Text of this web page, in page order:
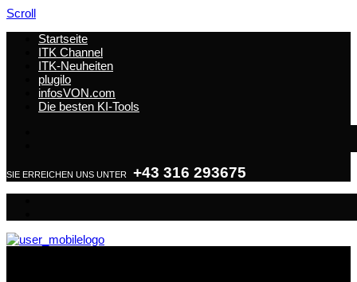
Scroll
Startseite
ITK Channel
ITK-Neuheiten
plugilo
infosVON.com
Die besten KI-Tools
SIE ERREICHEN UNS UNTER +43 316 293675